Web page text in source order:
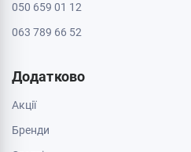
Контакти
Доставка і оплата
Обмін та повернення
Зв'яжіться з нами